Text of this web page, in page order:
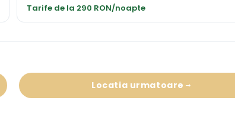
Tarife de la 290 RON/noapte
Locatia urmatoare